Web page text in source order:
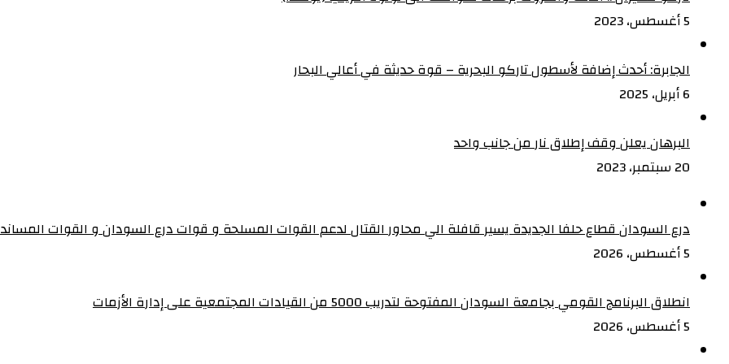
5 أغسطس، 2023
الجابرة: أحدث إضافة لأسطول تاركو البحرية – قوة حديثة في أعالي البحار
6 أبريل، 2025
البرهان يعلن وقف إطلاق نار من جانب واحد
20 سبتمبر، 2023
درع السودان قطاع حلفا الجديدة يسير قافلة الي محاور القتال لدعم القوات المسلحة و قوات درع السودان و القوات
5 أغسطس، 2026
انطلاق البرنامج القومي بجامعة السودان المفتوحة لتدريب 5000 من القيادات المجتمعية على إدارة الأزمات
5 أغسطس، 2026